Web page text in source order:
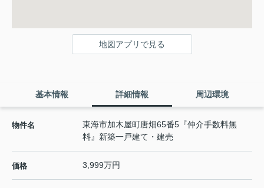
地図アプリで見る
基本情報 詳細情報 周辺環境
物件名
東海市加木屋町唐畑65番5『仲介手数料無
料』新築一戸建て・建売
価格 3,999万円